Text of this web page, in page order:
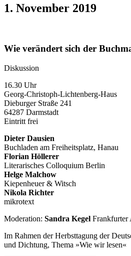
1. November 2019
Wie verändert sich der
Diskussion
16.30 Uhr
Georg-Christoph-Lichtenberg-Haus
Dieburger Straße 241
64287 Darmstadt
Eintritt frei
Dieter Dausien
Buchladen am Freiheitsplatz, Hanau
Florian Höllerer
Literarisches Colloquium Berlin
Helge Malchow
Kiepenheuer & Witsch
Nikola Richter
mikrotext
Moderation: Sandra Kegel Frankfurter
Im Rahmen der Herbsttagung der
und Dichtung, Thema »Wie wir lesen«